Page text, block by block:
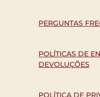
PERGUNTAS
POLÍTICAS DE
DEVOLUÇÕES
POLÍTICA DE